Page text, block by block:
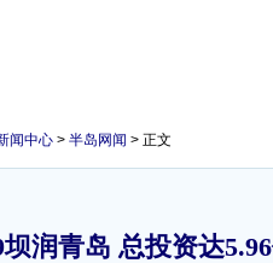
闻中心 > 半岛网闻 > 正文
润青岛 总投资达